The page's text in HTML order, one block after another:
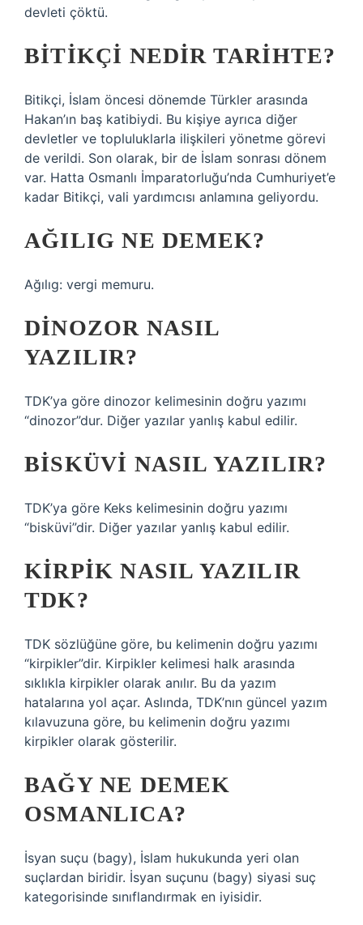
devleti çöktü.
BITIKÇI NEDIR TARIHTE?
Bitikçi, İslam öncesi dönemde Türkler arasında
Hakan’ın baş katibiydi. Bu kişiye ayrıca diğer
devletler ve topluluklarla ilişkileri yönetme görevi
de verildi. Son olarak, bir de İslam sonrası dönem
var. Hatta Osmanlı İmparatorluğu’nda Cumhuriyet’e
kadar Bitikçi, vali yardımcısı anlamına geliyordu.
AĞILIG NE DEMEK?
Ağılıg: vergi memuru.
DINOZOR NASIL
YAZILIR?
TDK’ya göre dinozor kelimesinin doğru yazımı
“dinozor”dur. Diğer yazılar yanlış kabul edilir.
BISKÜVI NASIL YAZILIR?
TDK’ya göre Keks kelimesinin doğru yazımı
“bisküvi”dir. Diğer yazılar yanlış kabul edilir.
KIRPIK NASIL YAZILIR
TDK?
TDK sözlüğüne göre, bu kelimenin doğru yazımı
“kirpikler”dir. Kirpikler kelimesi halk arasında
sıklıkla kirpikler olarak anılır. Bu da yazım
hatalarına yol açar. Aslında, TDK’nın güncel yazım
kılavuzuna göre, bu kelimenin doğru yazımı
kirpikler olarak gösterilir.
BAĞY NE DEMEK
OSMANLICA?
İsyan suçu (bagy), İslam hukukunda yeri olan
suçlardan biridir. İsyan suçunu (bagy) siyasi suç
kategorisinde sınıflandırmak en iyisidir.